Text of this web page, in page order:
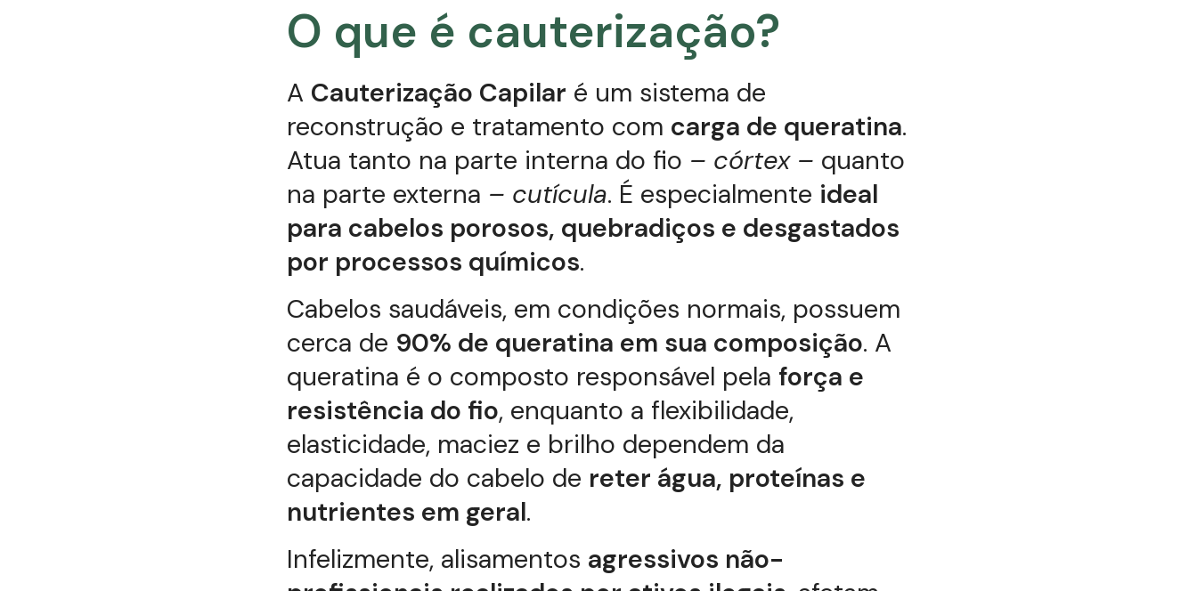
O que é cauterização?
A Cauterização Capilar é um sistema de
reconstrução e tratamento com carga de queratina.
Atua tanto na parte interna do fio – córtex – quanto
na parte externa – cutícula. É especialmente ideal
para cabelos porosos, quebradiços e desgastados
por processos químicos.
Cabelos saudáveis, em condições normais, possuem
cerca de 90% de queratina em sua composição. A
queratina é o composto responsável pela força e
resistência do fio, enquanto a flexibilidade,
elasticidade, maciez e brilho dependem da
capacidade do cabelo de reter água, proteínas e
nutrientes em geral.
Infelizmente, alisamentos agressivos não-